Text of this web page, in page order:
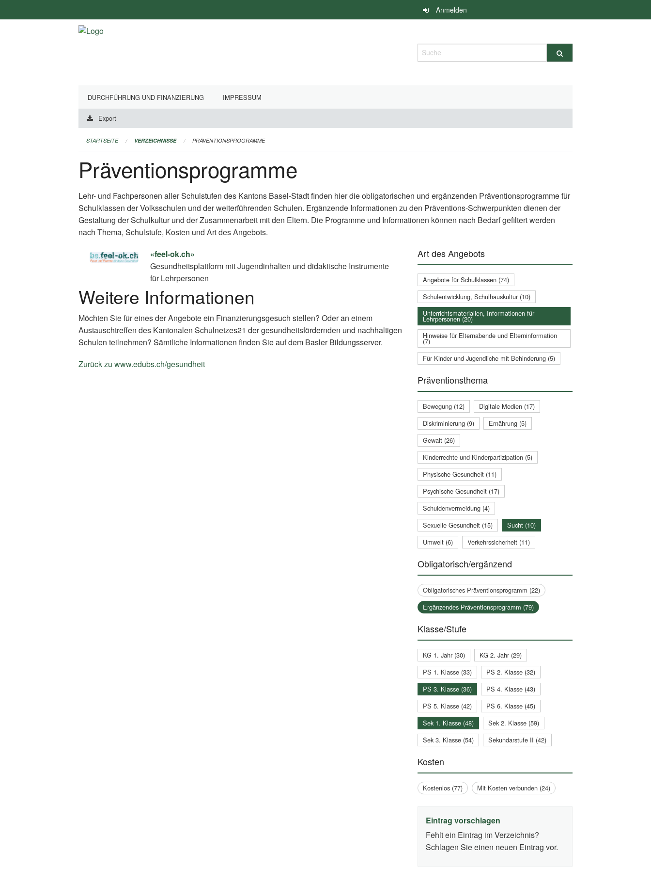
überspringen
Anmelden
Suche
DURCHFÜHRUNG UND FINANZIERUNG IMPRESSUM
Export
STARTSEITE VERZEICHNISSE PRÄVENTIONSPROGRAMME
Präventionsprogramme
Lehr- und Fachpersonen aller Schulstufen des Kantons Basel-Stadt finden hier die obligatorischen und ergänzenden Präventionsprogramme für
Schulklassen der Volksschulen und der weiterführenden Schulen. Ergänzende Informationen zu den Präventions-Schwerpunkten dienen der
Gestaltung der Schulkultur und der Zusammenarbeit mit den Eltern. Die Programme und Informationen können nach Bedarf gefiltert werden
nach Thema, Schulstufe, Kosten und Art des Angebots.
«feel-ok.ch»
Gesundheitsplattform mit Jugendinhalten und didaktische Instrumente
für Lehrpersonen
Weitere Informationen
Möchten Sie für eines der Angebote ein Finanzierungsgesuch stellen? Oder an einem
Austauschtreffen des Kantonalen Schulnetzes21 der gesundheitsfördernden und nachhaltigen
Schulen teilnehmen? Sämtliche Informationen finden Sie auf dem Basler Bildungsserver.
Zurück zu www.edubs.ch/gesundheit
Art des Angebots
Angebote für Schulklassen (74)
Schulentwicklung, Schulhauskultur (10)
Unterrichtsmaterialien, Informationen für
Lehrpersonen (20)
Hinweise für Elternabende und Elterninformation
(7)
Für Kinder und Jugendliche mit Behinderung (5)
Präventionsthema
Bewegung (12)
Digitale Medien (17)
Diskriminierung (9)
Ernährung (5)
Gewalt (26)
Kinderrechte und Kinderpartizipation (5)
Physische Gesundheit (11)
Psychische Gesundheit (17)
Schuldenvermeidung (4)
Sexuelle Gesundheit (15)
Sucht (10)
Umwelt (6)
Verkehrssicherheit (11)
Obligatorisch/ergänzend
Obligatorisches Präventionsprogramm (22)
Ergänzendes Präventionsprogramm (79)
Klasse/Stufe
KG 1. Jahr (30)
KG 2. Jahr (29)
PS 1. Klasse (33)
PS 2. Klasse (32)
PS 3. Klasse (36)
PS 4. Klasse (43)
PS 5. Klasse (42)
PS 6. Klasse (45)
Sek 1. Klasse (48)
Sek 2. Klasse (59)
Sek 3. Klasse (54)
Sekundarstufe II (42)
Kosten
Kostenlos (77) Mit Kosten verbunden (24)
Eintrag vorschlagen
Fehlt ein Eintrag im Verzeichnis?
Schlagen Sie einen neuen Eintrag vor.